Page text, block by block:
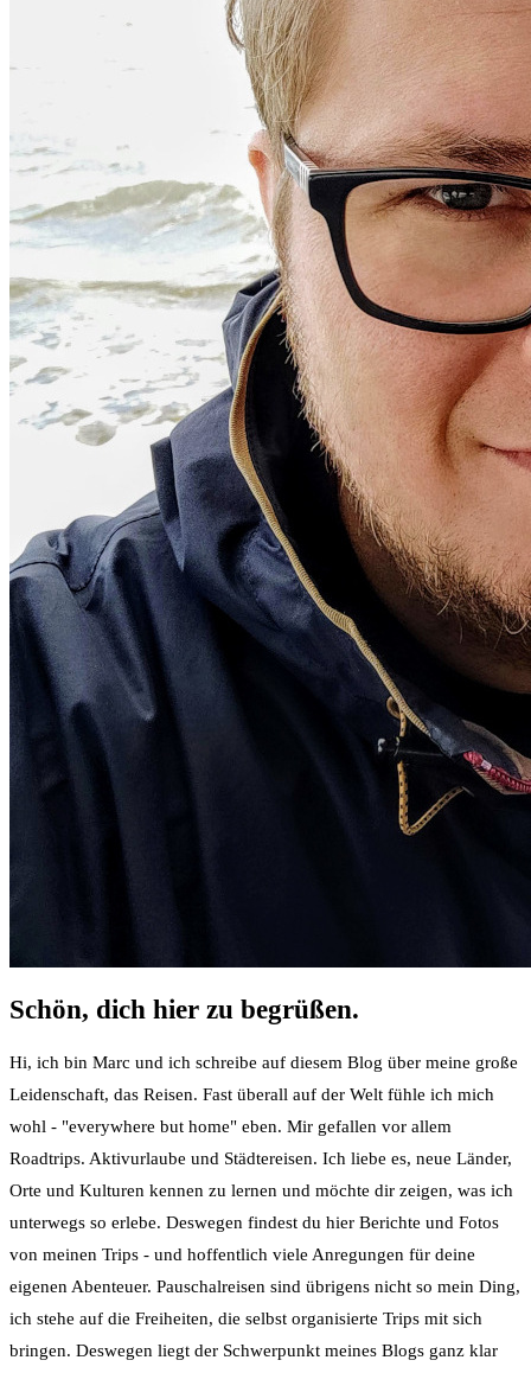
Schön, dich hier zu begrüßen.
Hi, ich bin Marc und ich schreibe auf diesem Blog über meine große
Leidenschaft, das Reisen. Fast überall auf der Welt fühle ich mich
wohl - "everywhere but home" eben. Mir gefallen vor allem
Roadtrips. Aktivurlaube und Städtereisen. Ich liebe es, neue Länder,
Orte und Kulturen kennen zu lernen und möchte dir zeigen, was ich
unterwegs so erlebe. Deswegen findest du hier Berichte und Fotos
von meinen Trips - und hoffentlich viele Anregungen für deine
eigenen Abenteuer. Pauschalreisen sind übrigens nicht so mein Ding,
ich stehe auf die Freiheiten, die selbst organisierte Trips mit sich
bringen. Deswegen liegt der Schwerpunkt meines Blogs ganz klar